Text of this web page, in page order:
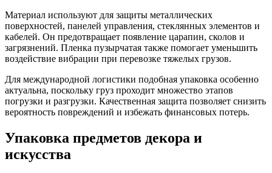
Материал используют для защиты металлических
поверхностей, панелей управления, стеклянных элементов и
кабелей. Он предотвращает появление царапин, сколов и
загрязнений. Пленка пузырчатая также помогает уменьшить
воздействие вибрации при перевозке тяжелых грузов.
Для международной логистики подобная упаковка особенно
актуальна, поскольку груз проходит множество этапов
погрузки и разгрузки. Качественная защита позволяет снизить
вероятность повреждений и избежать финансовых потерь.
Упаковка предметов декора и
искусства